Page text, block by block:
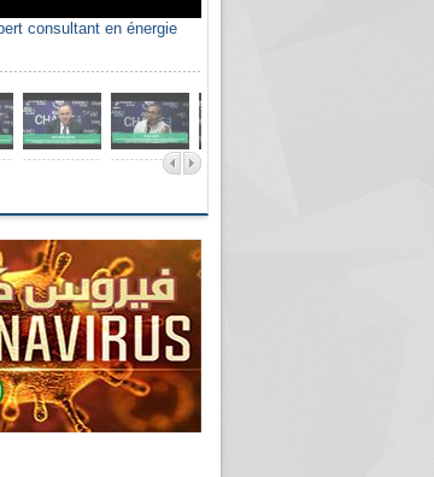
consultant en énergie